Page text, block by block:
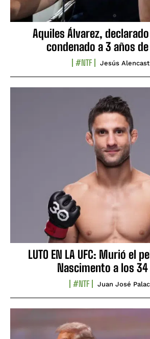
Aquiles Álvarez,
condenado a 3 años
#NTF Jesús
LUTO EN LA UFC: Murió el
Nascimento a los
#NTF Juan José